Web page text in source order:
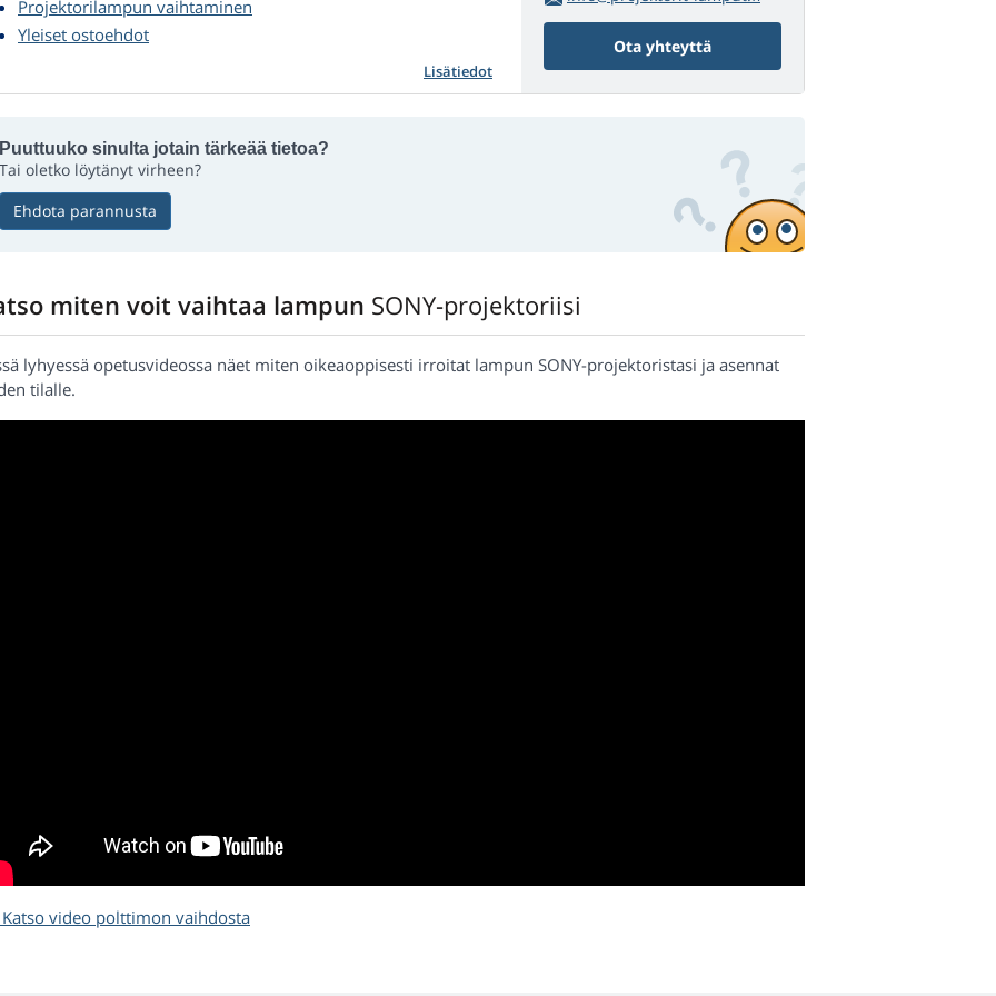
Projektorilampun vaihtaminen
Yleiset ostoehdot
Lisätiedot
Ota yhteyttä
Puuttuuko sinulta jotain tärkeää tietoa?
Tai oletko löytänyt virheen?
Ehdota parannusta
miten voit vaihtaa lampun SONY-projektoriisi
lyhyessä opetusvideossa näet miten oikeaoppisesti irroitat lampun SONY-projektoristasi ja asennat
tilalle.
Katso video polttimon vaihdosta